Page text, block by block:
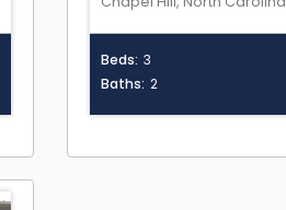
Beds: 3
Baths: 2